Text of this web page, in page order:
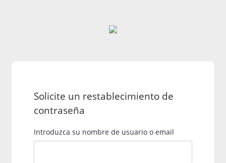
Solicite un restablecimiento de
contraseña
Introduzca su nombre de usuario o email